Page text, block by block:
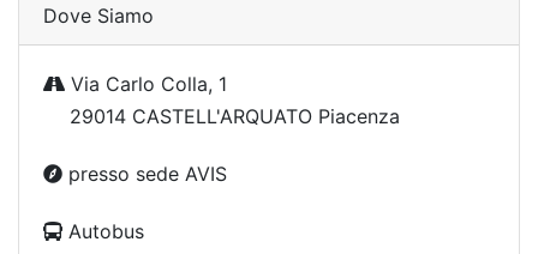
Dove Siamo
Via Carlo Colla, 1
29014 CASTELL'ARQUATO Piacenza
presso sede AVIS
Autobus